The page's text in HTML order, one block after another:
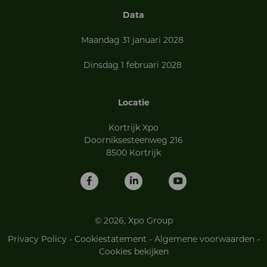
Data
Maandag 31 januari 2028
Dinsdag 1 februari 2028
Locatie
Kortrijk Xpo
Doorniksesteenweg 216
8500 Kortrijk
© 2026, Xpo Group
Privacy Policy- Cookiestatement - Algemene voorwaarden -
Cookies bekijken